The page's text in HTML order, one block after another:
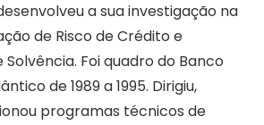
a sua investigação na
de Risco de Crédito e
Foi quadro do Banco
de 1989 a 1995. Dirigiu,
programas técnicos de